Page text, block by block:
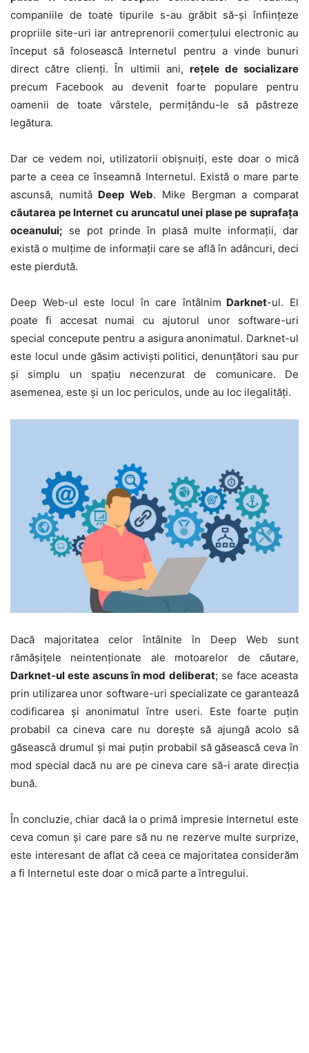
companiile de toate tipurile s-au grăbit să-şi înfiinţeze
propriile site-uri iar antreprenorii comerţului electronic au
început să folosească Internetul pentru a vinde bunuri
direct către clienţi. În ultimii ani, reţele de socializare
precum Facebook au devenit foarte populare pentru
oamenii de toate vârstele, permiţându-le să păstreze
legătura.
Dar ce vedem noi, utilizatorii obişnuiţi, este doar o mică
parte a ceea ce înseamnă Internetul. Există o mare parte
ascunsă, numitǎ Deep Web. Mike Bergman a comparat
căutarea pe Internet cu aruncatul unei plase pe suprafaţa
oceanului; se pot prinde în plasă multe informaţii, dar
există o mulţime de informaţii care se află în adâncuri, deci
este pierdută.
Deep Web-ul este locul în care întâlnim Darknet-ul. El
poate fi accesat numai cu ajutorul unor software-uri
special concepute pentru a asigura anonimatul. Darknet-ul
este locul unde găsim activişti politici, denunţători sau pur
şi simplu un spaţiu necenzurat de comunicare. De
asemenea, este şi un loc periculos, unde au loc ilegalităţi.
Dacă majoritatea celor întâlnite în Deep Web sunt
rămăşiţele neintenţionate ale motoarelor de căutare,
Darknet-ul este ascuns în mod deliberat; se face aceasta
prin utilizarea unor software-uri specializate ce garantează
codificarea şi anonimatul între useri. Este foarte puţin
probabil ca cineva care nu doreşte să ajungă acolo să
găseascǎ drumul şi mai puţin probabil să găsească ceva în
mod special dacă nu are pe cineva care să-i arate direcţia
bună.
În concluzie, chiar dacă la o primă impresie Internetul este
ceva comun şi care pare să nu ne rezerve multe surprize,
este interesant de aflat că ceea ce majoritatea considerăm
a fi Internetul este doar o mică parte a întregului.